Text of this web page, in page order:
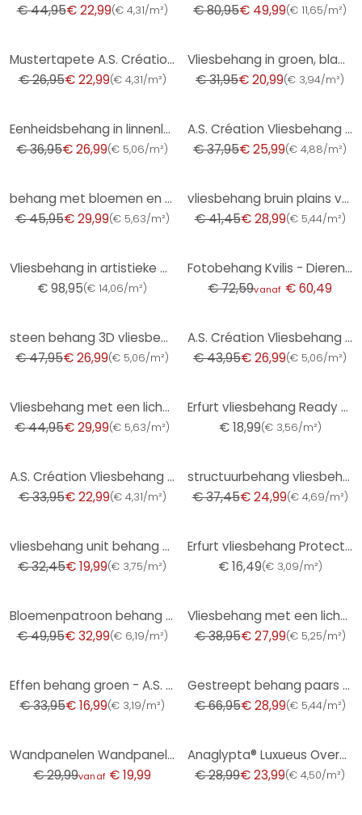
€ 44,95€ 22,99(€ 4,31/m²) € 80,95€ 49,99(€ 11,65/m²)
Mustertapete A.S. Création Vliestapete Scandinavi
€ 26,95€ 22,99(€ 4,31/m²)
Vliesbehang in groen, bladmotief bladlook bloemige natuur
€ 31,95€ 20,99(€ 3,94/m²)
Eenheidsbehang in linnenlook saliegroen - structuurbehang voor tijdloze elegantie
€ 36,95€ 26,99(€ 5,06/m²)
A.S. Création Vliesbehang The BOS - Battle of Style Bloemetjesbehang Blauw, Goud, Petrol
€ 37,95€ 25,99(€ 4,88/m²)
behang met bloemen en vliesbehang Kumano beige
€ 45,95€ 29,99(€ 5,63/m²)
vliesbehang bruin plains voor woonkamer slaapkamer behang marburg
€ 41,45€ 28,99(€ 5,44/m²)
Vliesbehang in artistieke golflook en beige, rode golf
€ 98,95(€ 14,06/m²)
Fotobehang Kvilis - Dieren in het Bos
€ 72,59vanaf € 60,49
steen behang 3D vliesbehang beige - vliesbehang steen look modern voor woonkamer, hal
€ 47,95€ 26,99(€ 5,06/m²)
A.S. Création Vliesbehang The BOS - Battle of Style - Bloemenbehang Wit, Zilver, Oranje
€ 43,95€ 26,99(€ 5,06/m²)
Vliesbehang met een lichte textiellook in effen koperstructuur
€ 44,95€ 29,99(€ 5,63/m²)
Erfurt vliesbehang Ready 301
€ 18,99(€ 3,56/m²)
A.S. Création Vliesbehang met Glitter Memory 3
€ 33,95€ 22,99(€ 4,31/m²)
structuurbehang vliesbehang Novamur Jackie beige
€ 37,45€ 24,99(€ 4,69/m²)
vliesbehang unit behang met fijne structuur in zwart
€ 32,45€ 19,99(€ 3,75/m²)
Erfurt vliesbehang Protect 210
€ 16,49(€ 3,09/m²)
Bloemenpatroon behang roze wit - bloemen behang speels
€ 49,95€ 32,99(€ 6,19/m²)
Vliesbehang met een licht glanzende beige effen structuur
€ 38,95€ 27,99(€ 5,25/m²)
Effen behang groen - A.S. Création
€ 33,95€ 16,99(€ 3,19/m²)
Gestreept behang paars grijs PVC-vrij - vliesbehang gestreept van A.S. Création 386654
€ 66,95€ 28,99(€ 5,44/m²)
Wandpanelen Wandpanelen zelfklevend roze gestreept met rand
€ 29,99vanaf € 19,99
Anaglypta® Luxueus Overschilderbaar Behang
€ 28,99€ 23,99(€ 4,50/m²)